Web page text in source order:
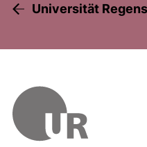
Universität